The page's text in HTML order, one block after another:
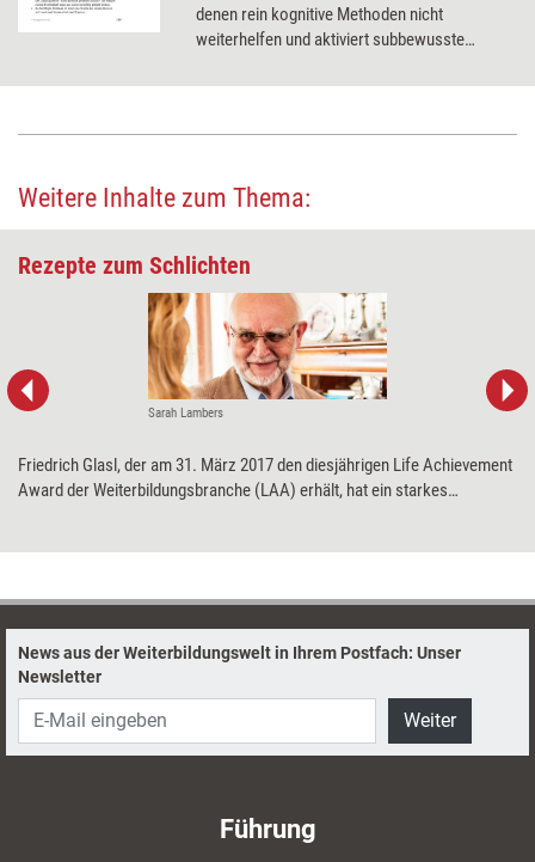
denen rein kognitive Methoden nicht
weiterhelfen und aktiviert subbewusste
Handlungsoptionen eröffnen können.
Weitere Inhalte zum Thema:
Rezepte zum Schlichten
Sarah Lambers
Friedrich Glasl, der am 31. März 2017 den diesjährigen Life Achievement
Award der Weiterbildungsbranche (LAA) erhält, hat ein starkes
News aus der Weiterbildungswelt in Ihrem Postfach: Unser
Newsletter
Weiter
Führung